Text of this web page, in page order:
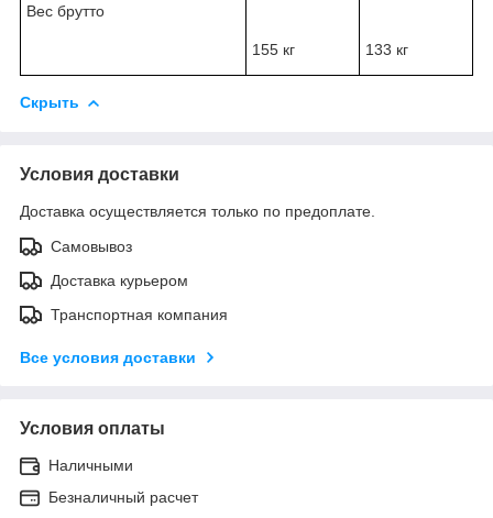
Вес брутто
155 кг 133 кг
Скрыть
Условия доставки
Доставка осуществляется только по предоплате.
Самовывоз
Доставка курьером
Транспортная компания
Все условия доставки
Условия оплаты
Наличными
Безналичный расчет